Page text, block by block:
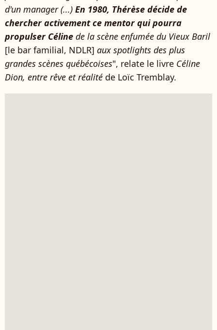
d'un manager (...) En 1980, Thérèse décide de
chercher activement ce mentor qui pourra
propulser Céline de la scène enfumée du Vieux Baril
[le bar familial, NDLR] aux spotlights des plus
grandes scènes québécoises", relate le livre Céline
Dion, entre rêve et réalité de Loïc Tremblay.